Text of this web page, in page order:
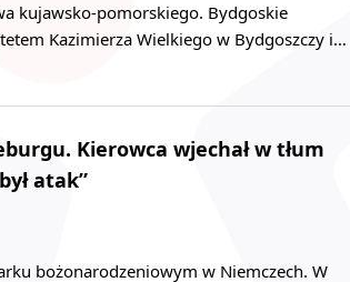
kujawsko-pomorskiego. Bydgoskie
Kazimierza Wielkiego w Bydgoszczy i…
Kierowca wjechał w tłum
atak”
bożonarodzeniowym w Niemczech. W